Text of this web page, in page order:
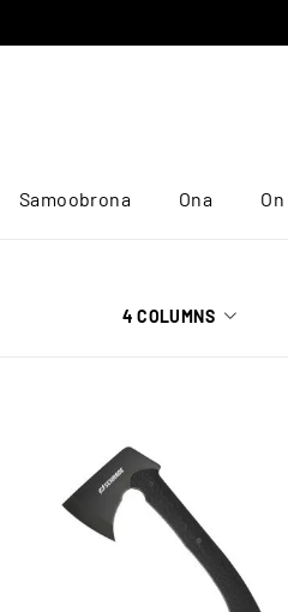
Samoobrona Ona On
4 COLUMNS